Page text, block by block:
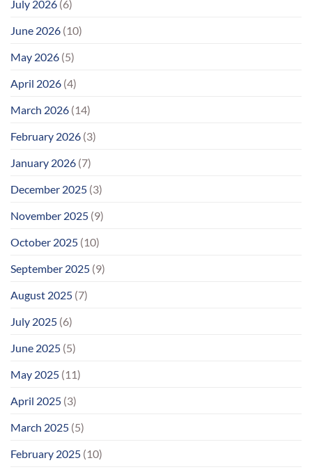
July 2026 (6)
June 2026 (10)
May 2026 (5)
April 2026 (4)
March 2026 (14)
February 2026 (3)
January 2026 (7)
December 2025 (3)
November 2025 (9)
October 2025 (10)
September 2025 (9)
August 2025 (7)
July 2025 (6)
June 2025 (5)
May 2025 (11)
April 2025 (3)
March 2025 (5)
February 2025 (10)